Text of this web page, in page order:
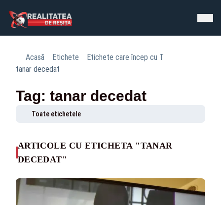
Acasă Etichete
Etichete care încep cu T
tanar decedat
Tag: tanar decedat
Toate etichetele
ARTICOLE CU ETICHETA "TANAR
DECEDAT"